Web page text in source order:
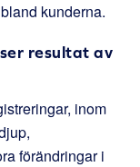
kunderna.
resultat av
inom
förändringar i